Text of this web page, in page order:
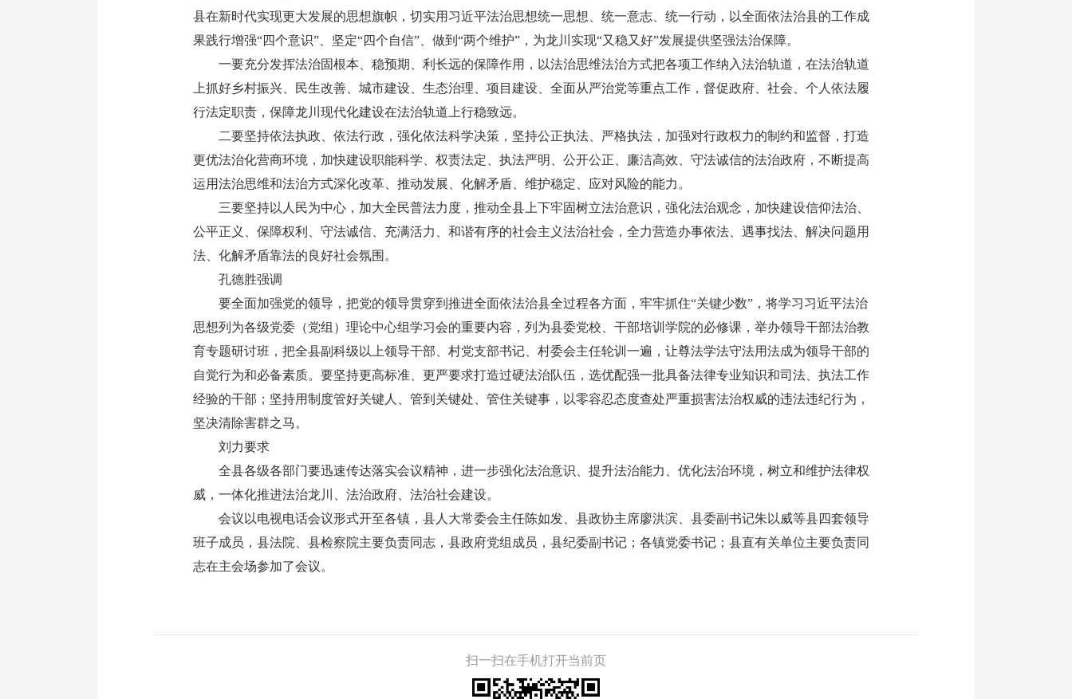
县在新时代实现更大发展的思想旗帜，切实用习近平法治思想统一思想、统一意志、统一行动，以全面依法治县的工作成
果践行增强“四个意识”、坚定“四个自信”、做到“两个维护”，为龙川实现“又稳又好”发展提供坚强法治保障。
一要充分发挥法治固根本、稳预期、利长远的保障作用，以法治思维法治方式把各项工作纳入法治轨道，在法治轨道
上抓好乡村振兴、民生改善、城市建设、生态治理、项目建设、全面从严治党等重点工作，督促政府、社会、个人依法履
行法定职责，保障龙川现代化建设在法治轨道上行稳致远。
二要坚持依法执政、依法行政，强化依法科学决策，坚持公正执法、严格执法，加强对行政权力的制约和监督，打造
更优法治化营商环境，加快建设职能科学、权责法定、执法严明、公开公正、廉洁高效、守法诚信的法治政府，不断提高
运用法治思维和法治方式深化改革、推动发展、化解矛盾、维护稳定、应对风险的能力。
三要坚持以人民为中心，加大全民普法力度，推动全县上下牢固树立法治意识，强化法治观念，加快建设信仰法治、
公平正义、保障权利、守法诚信、充满活力、和谐有序的社会主义法治社会，全力营造办事依法、遇事找法、解决问题用
法、化解矛盾靠法的良好社会氛围。
孔德胜强调
要全面加强党的领导，把党的领导贯穿到推进全面依法治县全过程各方面，牢牢抓住“关键少数”，将学习习近平法治
思想列为各级党委（党组）理论中心组学习会的重要内容，列为县委党校、干部培训学院的必修课，举办领导干部法治教
育专题研讨班，把全县副科级以上领导干部、村党支部书记、村委会主任轮训一遍，让尊法学法守法用法成为领导干部的
自觉行为和必备素质。要坚持更高标准、更严要求打造过硬法治队伍，选优配强一批具备法律专业知识和司法、执法工作
经验的干部；坚持用制度管好关键人、管到关键处、管住关键事，以零容忍态度查处严重损害法治权威的违法违纪行为，
坚决清除害群之马。
刘力要求
全县各级各部门要迅速传达落实会议精神，进一步强化法治意识、提升法治能力、优化法治环境，树立和维护法律权
威，一体化推进法治龙川、法治政府、法治社会建设。
会议以电视电话会议形式开至各镇，县人大常委会主任陈如发、县政协主席廖洪滨、县委副书记朱以威等县四套领导
班子成员，县法院、县检察院主要负责同志，县政府党组成员，县纪委副书记；各镇党委书记；县直有关单位主要负责同
志在主会场参加了会议。
扫一扫在手机打开当前页